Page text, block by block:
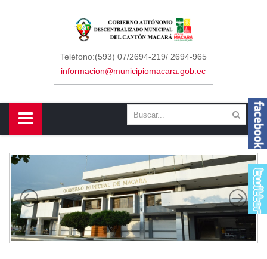
Teléfono:(593) 07/2694-219/ 2694-965
informacion@municipiomacara.gob.ec
Sidebar Menu
Concejo
Departamentos
Contáctenos
Cantón
Himno a Macará
Símbolos Patrios